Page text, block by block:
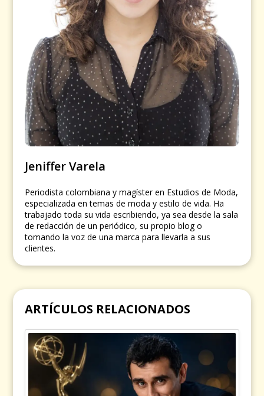
Jeniffer Varela
Periodista colombiana y magíster en Estudios de Moda,
especializada en temas de moda y estilo de vida. Ha
trabajado toda su vida escribiendo, ya sea desde la sala
de redacción de un periódico, su propio blog o
tomando la voz de una marca para llevarla a sus
clientes.
ARTÍCULOS RELACIONADOS